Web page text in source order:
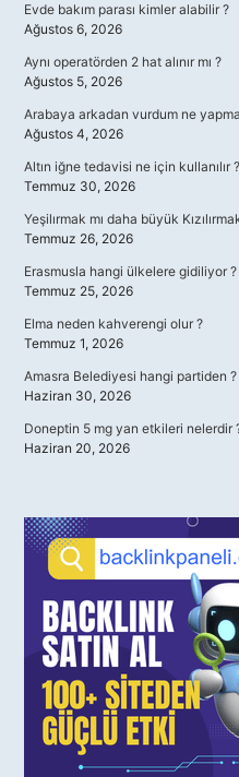
Evde bakım parası kimler alabilir ?
Ağustos 6, 2026
Aynı operatörden 2 hat alınır mı ?
Ağustos 5, 2026
Arabaya arkadan vurdum ne
Ağustos 4, 2026
Altın iğne tedavisi ne için kullanılır ?
Temmuz 30, 2026
Yeşilırmak mı daha büyük
Temmuz 26, 2026
Erasmusla hangi ülkelere gidiliyor ?
Temmuz 25, 2026
Elma neden kahverengi olur ?
Temmuz 1, 2026
Amasra Belediyesi hangi partiden ?
Haziran 30, 2026
Doneptin 5 mg yan etkileri nelerdir
Haziran 20, 2026